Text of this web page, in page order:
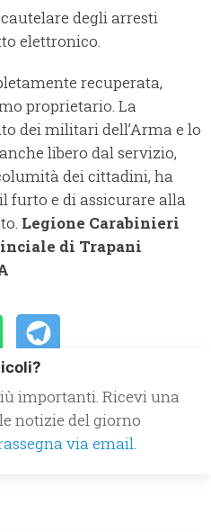
degli arresti
elettronico.
recuperata,
proprietario. La
dei militari dell’Arma e lo
libero dal servizio,
dei cittadini, ha
furto e di assicurare alla
Legione Carabinieri
di Trapani
importanti. Ricevi una
notizie del giorno
via email.